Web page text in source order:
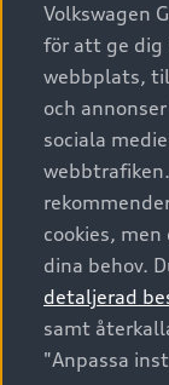
A6 modellerna
SUV
Avant
Audi Sport
Privatleasing
Nya bilar i lager
Begagnade
Audi approved
Finansiering
Audi exclusive
Provkörning
Service &
Audi digital
Garantier
Försäkring
Digitala
Audi
Vanliga frågor
Tjänstebil
Tjänstebil
Business lease
Företagsleasing
Om Audi
Kontakta oss
Audi
myAudi
© 2026 AUDI
Utgivare
Juridiskt Audi
Volkswagen
för att ge dig
webbplats,
och
sociala
cookies,
dina behov.
detaljerad
samt
"Anpassa